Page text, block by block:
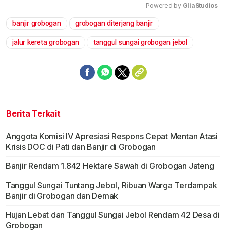
Powered by GliaStudios
banjir grobogan grobogan diterjang banjir
jalur kereta grobogan tanggul sungai grobogan jebol
Berita Terkait
Anggota Komisi IV Apresiasi Respons Cepat Mentan Atasi
Krisis DOC di Pati dan Banjir di Grobogan
Banjir Rendam 1.842 Hektare Sawah di Grobogan Jateng
Tanggul Sungai Tuntang Jebol, Ribuan Warga Terdampak
Banjir di Grobogan dan Demak
Hujan Lebat dan Tanggul Sungai Jebol Rendam 42 Desa di
Grobogan